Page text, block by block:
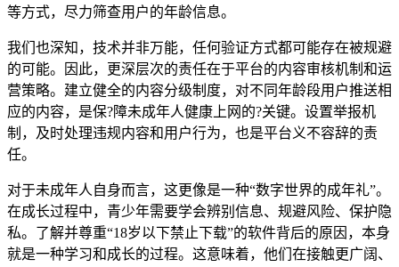
等方式，尽力筛查用户的年龄信息。
我们也深知，技术并非万能，任何验证方式都可能存在被规避
的可能。因此，更深层次的责任在于平台的内容审核机制和运
营策略。建立健全的内容分级制度，对不同年龄段用户推送相
应的内容，是保?障未成年人健康上网的?关键。设置举报机
制，及时处理违规内容和用户行为，也是平台义不容辞的责
任。
对于未成年人自身而言，这更像是一种“数字世界的成年礼”。
在成长过程中，青少年需要学会辨别信息、规避风险、保护隐
私。了解并尊重“18岁以下禁止下载”的软件背后的原因，本身
就是一种学习和成长的过程。这意味着，他们在接触更广阔、